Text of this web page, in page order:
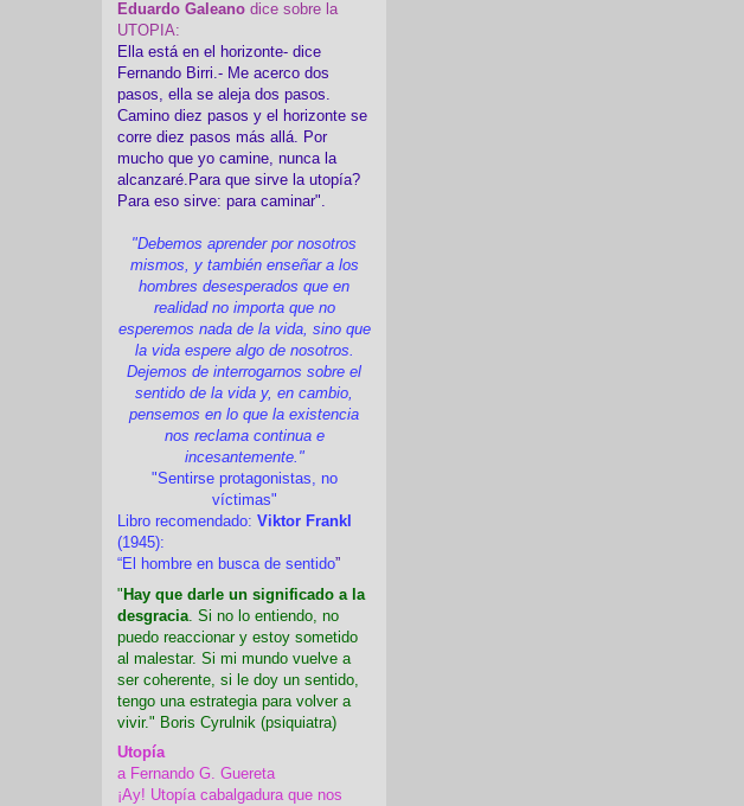
Eduardo Galeano dice sobre la
UTOPIA:
Ella está en el horizonte- dice
Fernando Birri.- Me acerco dos
pasos, ella se aleja dos pasos.
Camino diez pasos y el horizonte se
corre diez pasos más allá. Por
mucho que yo camine, nunca la
alcanzaré.Para que sirve la utopía?
Para eso sirve: para caminar".
"Debemos aprender por nosotros
mismos, y también enseñar a los
hombres desesperados que en
realidad no importa que no
esperemos nada de la vida, sino que
la vida espere algo de nosotros.
Dejemos de interrogarnos sobre el
sentido de la vida y, en cambio,
pensemos en lo que la existencia
nos reclama continua e
incesantemente."
"Sentirse protagonistas, no
víctimas"
Libro recomendado: Viktor Frankl
(1945):
“El hombre en busca de sentido”
" Hay que darle un significado a la
desgracia. Si no lo entiendo, no
puedo reaccionar y estoy sometido
al malestar. Si mi mundo vuelve a
ser coherente, si le doy un sentido,
tengo una estrategia para volver a
vivir." Boris Cyrulnik (psiquiatra)
Utopía
a Fernando G. Guereta
¡Ay! Utopía cabalgadura que nos